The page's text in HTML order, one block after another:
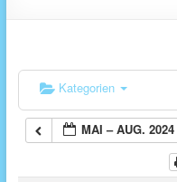
Kategorien
MAI – AUG. 2024